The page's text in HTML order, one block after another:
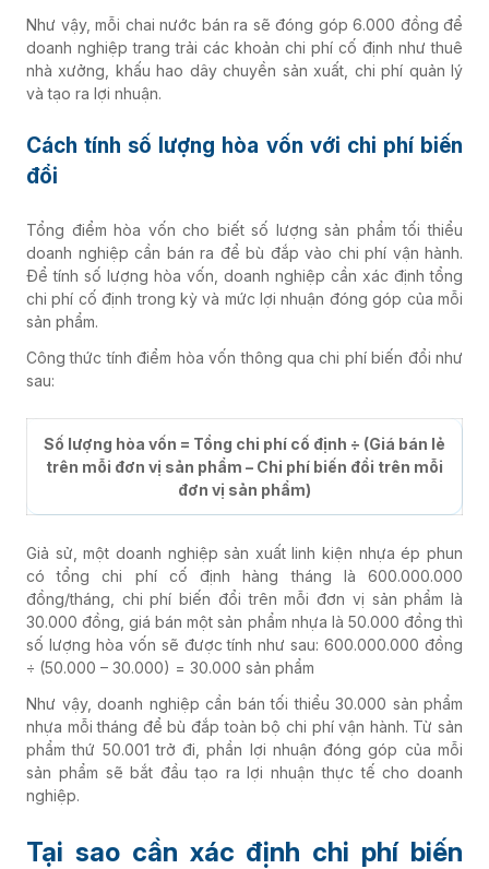
Như vậy, mỗi chai nước bán ra sẽ đóng góp 6.000 đồng để
doanh nghiệp trang trải các khoản chi phí cố định như thuê
nhà xưởng, khấu hao dây chuyền sản xuất, chi phí quản lý
và tạo ra lợi nhuận.
Cách tính số lượng hòa vốn với chi phí biến
đổi
Tổng điểm hòa vốn cho biết số lượng sản phẩm tối thiểu
doanh nghiệp cần bán ra để bù đắp vào chi phí vận hành.
Để tính số lượng hòa vốn, doanh nghiệp cần xác định tổng
chi phí cố định trong kỳ và mức lợi nhuận đóng góp của mỗi
sản phẩm.
Công thức tính điểm hòa vốn thông qua chi phí biến đổi như
sau:
Số lượng hòa vốn = Tổng chi phí cố định ÷ (Giá bán lẻ
trên mỗi đơn vị sản phẩm – Chi phí biến đổi trên mỗi
đơn vị sản phẩm)
Giả sử, một doanh nghiệp sản xuất linh kiện nhựa ép phun
có tổng chi phí cố định hàng tháng là 600.000.000
đồng/tháng, chi phí biến đổi trên mỗi đơn vị sản phẩm là
30.000 đồng, giá bán một sản phẩm nhựa là 50.000 đồng thì
số lượng hòa vốn sẽ được tính như sau: 600.000.000 đồng
÷ (50.000 – 30.000) = 30.000 sản phẩm
Như vậy, doanh nghiệp cần bán tối thiểu 30.000 sản phẩm
nhựa mỗi tháng để bù đắp toàn bộ chi phí vận hành. Từ sản
phẩm thứ 50.001 trở đi, phần lợi nhuận đóng góp của mỗi
sản phẩm sẽ bắt đầu tạo ra lợi nhuận thực tế cho doanh
nghiệp.
Tại sao cần xác định chi phí biến